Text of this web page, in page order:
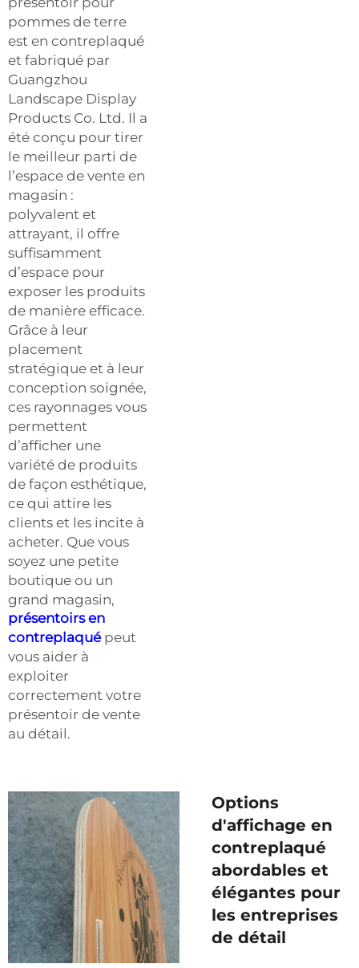
pommes de terre
est en contreplaqué
et fabriqué par
Guangzhou
Landscape Display
Products Co. Ltd. Il a
été conçu pour tirer
le meilleur parti de
l’espace de vente en
magasin :
polyvalent et
attrayant, il offre
suffisamment
d’espace pour
exposer les produits
de manière efficace.
Grâce à leur
placement
stratégique et à leur
conception soignée,
ces rayonnages vous
permettent
d’afficher une
variété de produits
de façon esthétique,
ce qui attire les
clients et les incite à
acheter. Que vous
soyez une petite
boutique ou un
grand magasin,
présentoirs en
contreplaqué peut
vous aider à
exploiter
correctement votre
présentoir de vente
au détail.
Options
d'affichage en
contreplaqué
abordables et
élégantes pour
les entreprises
de détail